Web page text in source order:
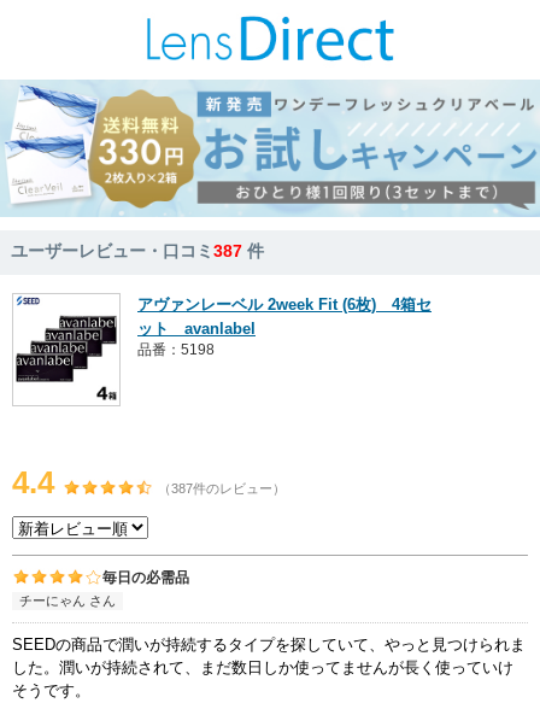
ユーザーレビュー・口コミ387 件
アヴァンレーベル 2week Fit (6枚) 4箱セ
ット avanlabel
品番：5198
4.4 （387件のレビュー）
毎日の必需品
チーにゃん さん
SEEDの商品で潤いが持続するタイプを探していて、やっと見つけられま
した。潤いが持続されて、まだ数日しか使ってませんが長く使っていけ
そうです。